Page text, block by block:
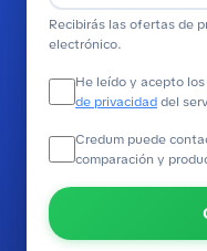
Recibirás las ofertas de
electrónico.
He leído y acepto los
de privacidaddel
Credum puede
comparación y